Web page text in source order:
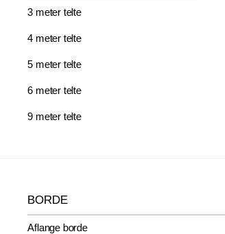
3 meter telte
4 meter telte
5 meter telte
6 meter telte
9 meter telte
BORDE
Aflange borde